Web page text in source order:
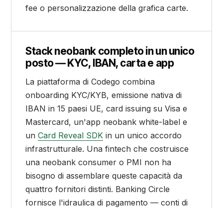
fee o personalizzazione della grafica carte.
Stack neobank completo in un unico
posto — KYC, IBAN, carta e app
La piattaforma di Codego combina
onboarding KYC/KYB, emissione nativa di
IBAN in 15 paesi UE, card issuing su Visa e
Mastercard, un'app neobank white-label e
un Card Reveal SDK in un unico accordo
infrastrutturale. Una fintech che costruisce
una neobank consumer o PMI non ha
bisogno di assemblare queste capacità da
quattro fornitori distinti. Banking Circle
fornisce l'idraulica di pagamento — conti di